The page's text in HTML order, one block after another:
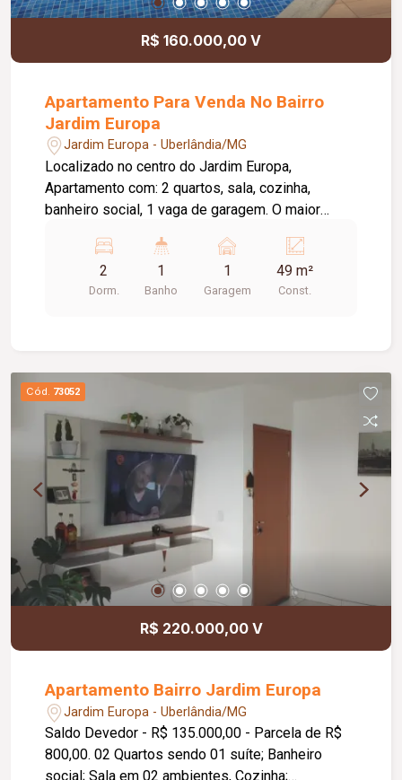
R$ 160.000,00 V
Apartamento Para Venda No Bairro
Jardim Europa
Jardim Europa - Uberlândia/MG
Localizado no centro do Jardim Europa,
Apartamento com: 2 quartos, sala, cozinha,
banheiro social, 1 vaga de garagem. O maior
melhor acabamento da categoria; Áreas de
convivência entre blocos; Ampla Piscina
Adulto/infantil numa mega área de lazer com
2
Dorm.
1
Banho
1
Garagem
49 m²
Const.
Cód. 73052
R$ 220.000,00 V
Apartamento Bairro Jardim Europa
Jardim Europa - Uberlândia/MG
Saldo Devedor - R$ 135.000,00 - Parcela de R$
800,00. 02 Quartos sendo 01 suíte; Banheiro
social; Sala em 02 ambientes, Cozinha;